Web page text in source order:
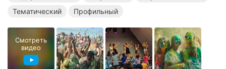
Тематический
Профильный
Смотреть
видео
Творческие лагеря в Туапсе
Образовательные лагеря в Туапсе